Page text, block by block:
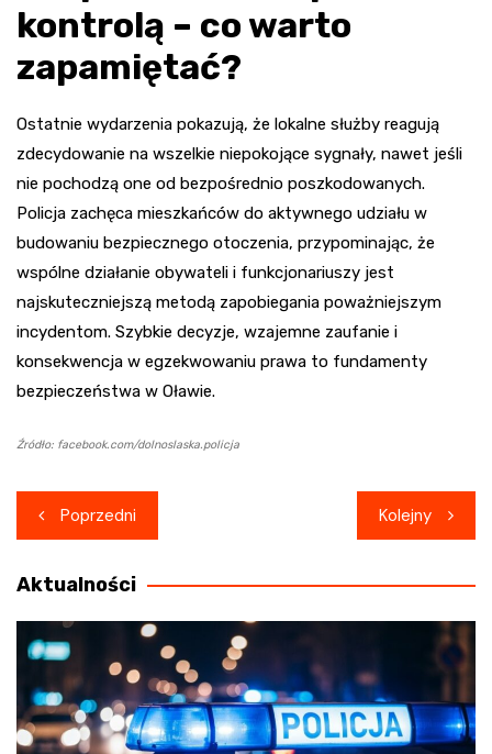
kontrolą – co warto
zapamiętać?
Ostatnie wydarzenia pokazują, że lokalne służby reagują
zdecydowanie na wszelkie niepokojące sygnały, nawet jeśli
nie pochodzą one od bezpośrednio poszkodowanych.
Policja zachęca mieszkańców do aktywnego udziału w
budowaniu bezpiecznego otoczenia, przypominając, że
wspólne działanie obywateli i funkcjonariuszy jest
najskuteczniejszą metodą zapobiegania poważniejszym
incydentom. Szybkie decyzje, wzajemne zaufanie i
konsekwencja w egzekwowaniu prawa to fundamenty
bezpieczeństwa w Oławie.
Źródło: facebook.com/dolnoslaska.policja
Nawigacja
wpisu
Poprzedni Kolejny
Aktualności